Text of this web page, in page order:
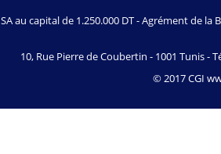
SA au capital de 1.250.000 DT - Agrément de la
10, Rue Pierre de Coubertin - 1001 Tunis -
© 2017 CGI